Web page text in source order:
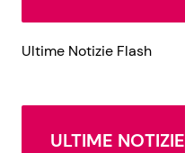
Ultime Notizie Flash
ULTIME NOTIZIE